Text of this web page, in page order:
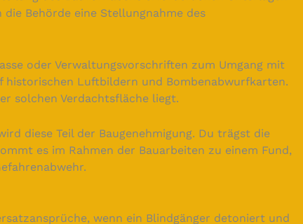
Behörde eine Stellungnahme des
oder Verwaltungsvorschriften zum Umgang mit
historischen Luftbildern und Bombenabwurfkarten.
solchen Verdachtsfläche liegt.
diese Teil der Baugenehmigung. Du trägst die
es im Rahmen der Bauarbeiten zu einem Fund,
wenn ein Blindgänger detoniert und